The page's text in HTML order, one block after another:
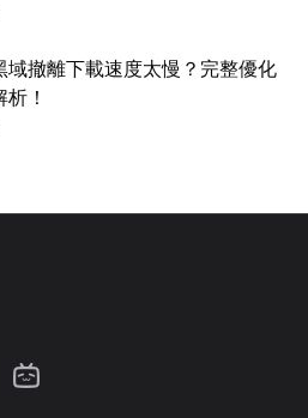
域撤離下載速度太慢？完整優化
！